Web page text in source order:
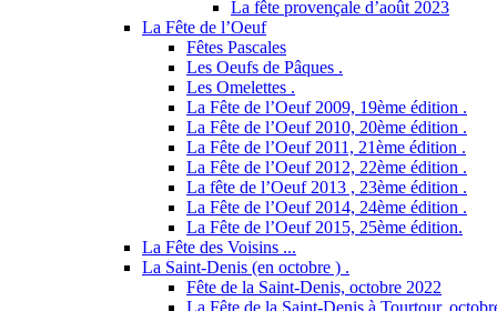
La fête provençale d’août 2023
La Fête de l’Oeuf
Fêtes Pascales
Les Oeufs de Pâques .
Les Omelettes .
La Fête de l’Oeuf 2009, 19ème édition .
La Fête de l’Oeuf 2010, 20ème édition .
La Fête de l’Oeuf 2011, 21ème édition .
La Fête de l’Oeuf 2012, 22ème édition .
La fête de l’Oeuf 2013 , 23ème édition .
La Fête de l’Oeuf 2014, 24ème édition .
La Fête de l’Oeuf 2015, 25ème édition.
La Fête des Voisins ...
La Saint-Denis (en octobre ) .
Fête de la Saint-Denis, octobre 2022
La Fête de la Saint-Denis à Tourtour,